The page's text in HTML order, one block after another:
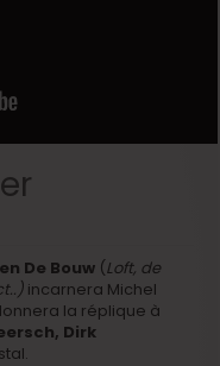
De Bouw (Loft, de
incarnera Michel
la réplique à
Dirk